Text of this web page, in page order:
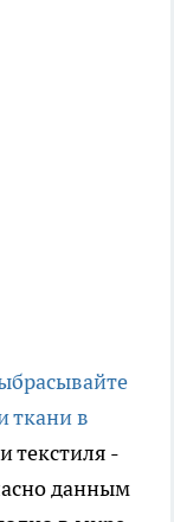
ткани в
текстиля -
данным